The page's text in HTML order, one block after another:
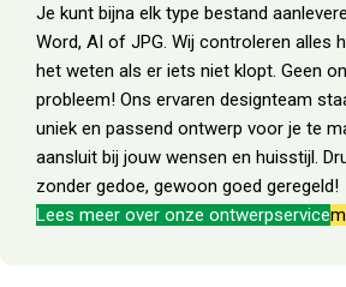
Je kunt bijna elk type bestand
Word, AI of JPG. Wij controleren alles
het weten als er iets niet klopt. Geen
probleem! Ons ervaren designteam
uniek en passend ontwerp voor je te
aansluit bij jouw wensen en huisstijl.
zonder gedoe, gewoon goed geregeld!
Lees meer over onze ontwerpservice